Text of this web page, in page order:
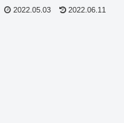
2022.05.03 2022.06.11